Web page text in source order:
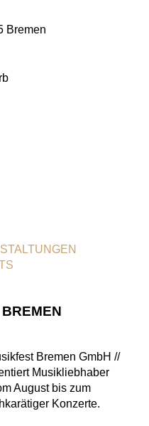
Bremen
Bremen GmbH //
Musikliebhaber
August bis zum
Konzerte.